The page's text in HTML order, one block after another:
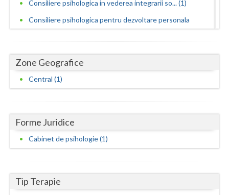
Gorj
Hunedoara
Ialomita
Ilfov
Mehedinti
Consiliere psihologica in vederea integrarii so... (1)
Consiliere psihologica pentru dezvoltare personala
(1)
Consiliere psihologica pentru persoanele care s... (1)
Dezvoltare personala pentru adolescenti (1)
Dezvoltare personala pentru adulti (1)
Dezvoltare personala pentru copii (1)
Examinari psihologice in vederea evaluarii depr... (1)
Zone Geografice
Central (1)
Forme Juridice
Cabinet de psihologie (1)
Tip Terapie